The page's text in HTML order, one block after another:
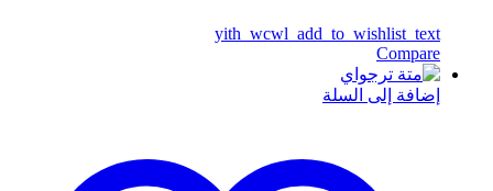
yith_wcwl_add_to_wishlist_text
Compare
إضافة إلى السلة